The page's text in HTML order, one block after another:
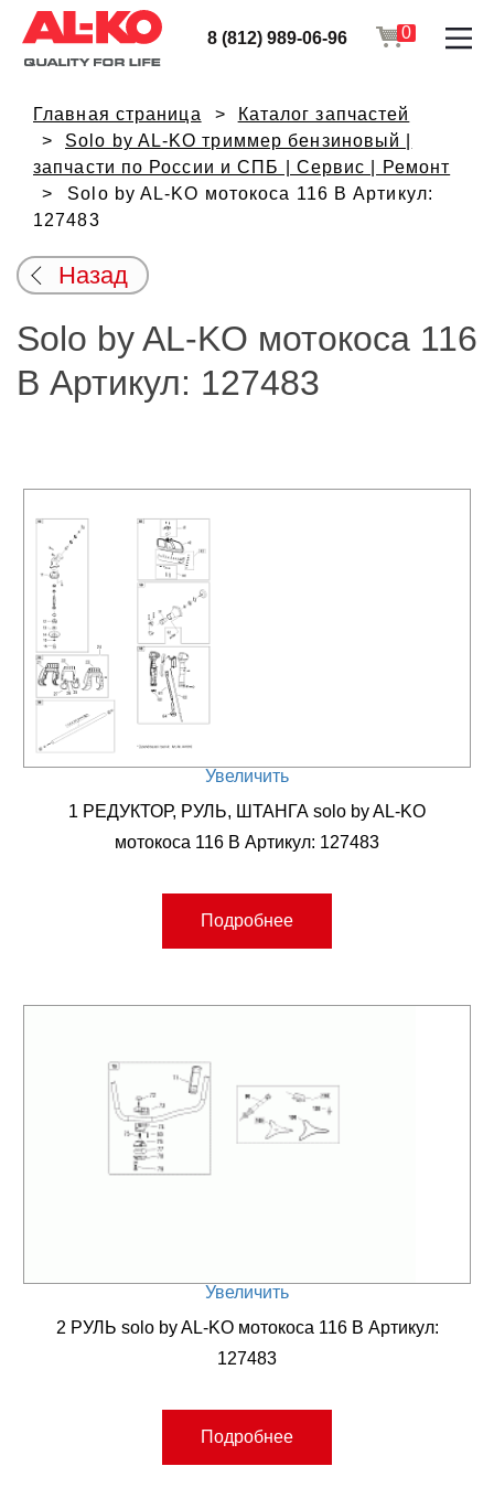
8 (812) 989-06-96 0
Главная страница
Каталог запчастей
Solo by AL-KO триммер бензиновый |
запчасти по России и СПБ | Сервис | Ремонт
Solo by AL-KO мотокоса 116 B Артикул:
127483
Назад
Solo by AL-KO мотокоса 116
B Артикул: 127483
Увеличить
1 РЕДУКТОР, РУЛЬ, ШТАНГА solo by AL-KO
мотокоса 116 B Артикул: 127483
Подробнее
Увеличить
2 РУЛЬ solo by AL-KO мотокоса 116 B Артикул:
127483
Подробнее